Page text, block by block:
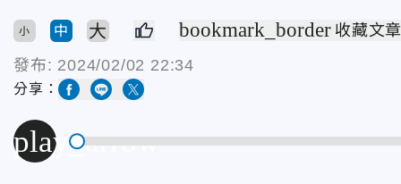
小 中 大 bookmark_border 收藏文
發布: 2024/02/02 22:34
分享：
play_arrow